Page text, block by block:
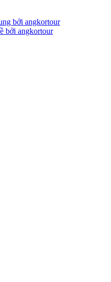
bởi angkortour
bởi angkortour